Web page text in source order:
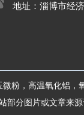
地址：淄博市经
粉，高温氧化铝
部分图片或文章来